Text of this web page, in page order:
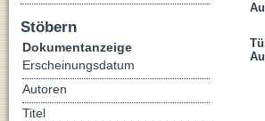
Stöbern
Dokumentanzeige
Erscheinungsdatum
Autoren
Titel